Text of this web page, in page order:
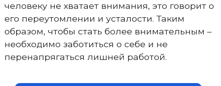
человеку не хватает внимания, это говорит о
его переутомлении и усталости. Таким
образом, чтобы стать более внимательным –
необходимо заботиться о себе и не
перенапрягаться лишней работой.